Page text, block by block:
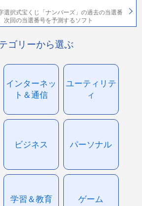
選択式宝くじ「ナンバーズ」の過去の当選番
次回の当選番号を予測するソフト
ゴリーから選ぶ
インターネッ
ト＆通信
ユーティリテ
ィ
ビジネス パーソナル
学習＆教育 ゲーム